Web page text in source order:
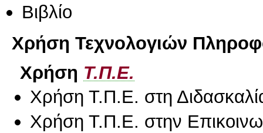
Βιβλίο
Χρήση Τεχνολογιών
Χρήση Τ.Π.Ε.
Χρήση Τ.Π.Ε. στη
Χρήση Τ.Π.Ε. στην